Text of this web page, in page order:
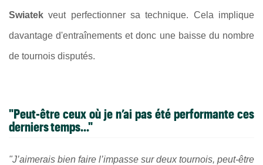
Swiatekveut perfectionner sa technique. Cela implique
davantage d'entraînements et donc une baisse du nombre
de tournois disputés.
"Peut-être ceux où je n’ai pas été performante ces
derniers temps..."
"J’aimerais bien faire l’impasse sur deux tournois, peut-être